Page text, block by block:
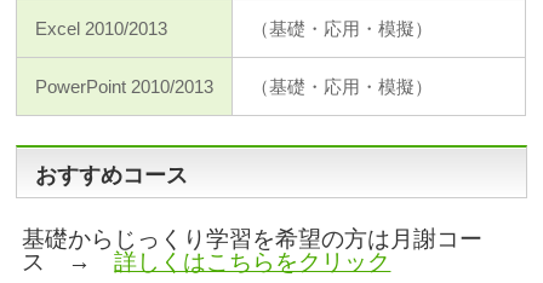
Excel 2010/2013 （基礎・応用・模擬）
PowerPoint 2010/2013 （基礎・応用・模擬）
おすすめコース
基礎からじっくり学習を希望の方は月謝コー
ス →詳しくはこちらをクリック